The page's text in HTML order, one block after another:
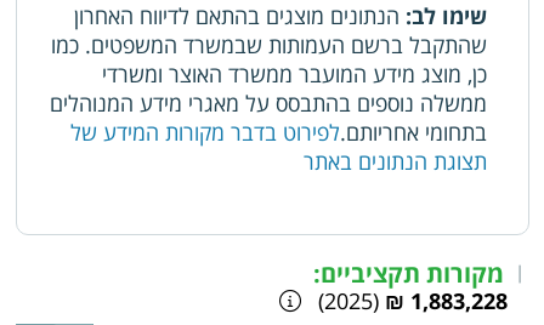
שימו לב: הנתונים מוצגים בהתאם לדיווח האחרון
שהתקבל ברשם העמותות שבמשרד המשפטים. כמו
כן, מוצג מידע המועבר ממשרד האוצר ומשרדי
ממשלה נוספים בהתבסס על מאגרי מידע המנוהלים
בתחומי אחריותם.לפירוט בדבר מקורות המידע של
תצוגת הנתונים באתר
| מקורות תקציביים:
1,883,228 ₪
(2025)